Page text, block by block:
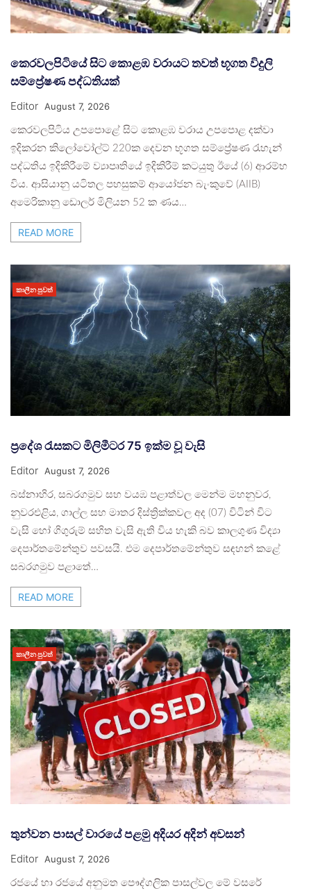
කෙරවලපිටියේ සිට කොළඹ වරායට තවත් භූගත විදුලි
සම්ප්‍රේෂණ පද්ධතියක්
Editor August 7, 2026
කෙරවලපිටිය උපපොළේ සිට කොළඹ වරාය උපපොළ දක්වා
ඉදිකරන කිලෝවෝල්ට් 220ක දෙවන භූගත සම්ප්‍රේෂණ රැහැන්
පද්ධතිය ඉදිකිරීමේ ව්‍යාපෘතියේ ඉදිකිරීම් කටයුතු ඊයේ (6) ආරම්භ
විය. ආසියානු යටිතල පහසුකම් ආයෝජන බැංකුවේ (AIIB)
අමෙරිකානු ඩොලර් මිලියන 52 ක ණය…
READ MORE
කාලීන පුවත්
ප්‍රදේශ රැසකට මිලිමීටර 75 ඉක්ම වූ වැසි
Editor August 7, 2026
බස්නාහිර, සබරගමුව සහ වයඹ පළාත්වල මෙන්ම මහනුවර,
නුවරඑළිය, ගාල්ල සහ මාතර දිස්ත්‍රික්කවල අද (07) විටින් විට
වැසි හෝ ගිගුරුම් සහිත වැසි ඇති විය හැකි බව කාලගුණ විද්‍යා
දෙපාර්තමේන්තුව පවසයි. එම දෙපාර්තමේන්තුව සඳහන් කළේ
සබරගමුව පළාතේ…
READ MORE
කාලීන පුවත්
තුන්වන පාසල් වාරයේ පළමු අදියර අදින් අවසන්
Editor August 7, 2026
රජයේ හා රජයේ අනුමත පෞද්ගලික පාසල්වල මේ වසරේ